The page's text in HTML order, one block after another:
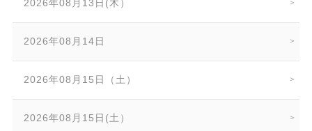
2026年08月13日(木）
2026年08月14日
2026年08月15日（土）
2026年08月15日(土）